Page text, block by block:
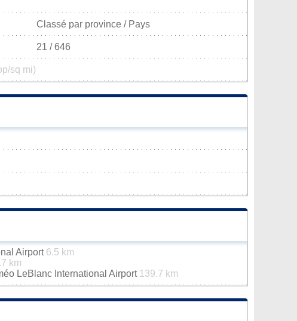
Classé par province / Pays
21 / 646
sq mi)
Airport 6.5 km
km
LeBlanc International Airport 139.7 km